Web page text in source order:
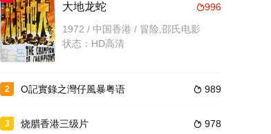
996
大地龙蛇
1972 / 中国香港 / 冒险,邵氏电影
状态：HD高清
2  989
O記實錄之灣仔風暴粤语
3  978
烧腊香港三级片